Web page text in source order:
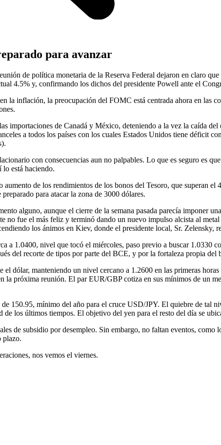
para avanzar
de política monetaria de la Reserva Federal dejaron en claro
4.5% y, confirmando los dichos del presidente Powell ante el
la inflación, la preocupación del FOMC está centrada ahora en las
importaciones de Canadá y México, deteniendo a la vez la caída
a todos los países con los cuales Estados Unidos tiene déficit
con consecuencias aun no palpables. Lo que es seguro es
lo está haciendo.
aumento de los rendimientos de los bonos del Tesoro, que superan
para atacar la zona de 3000 dólares.
alguno, aunque el cierre de la semana pasada parecía imponer
no fue el más feliz y terminó dando un nuevo impulso alcista al
los ánimos en Kiev, donde el presidente local, Sr. Zelensky,
a 1.0400, nivel que tocó el miércoles, paso previo a buscar 1.0330
del recorte de tipos por parte del BCE, y por la fortaleza propia del
el dólar, manteniendo un nivel cercano a 1.2600 en las primeras
la próxima reunión. El par EUR/GBP cotiza en sus mínimos de un
150.95, mínimo del año para el cruce USD/JPY. El quiebre de tal
los últimos tiempos. El objetivo del yen para el resto del día se
de subsidio por desempleo. Sin embargo, no faltan eventos,
plazo.
nos vemos el viernes.